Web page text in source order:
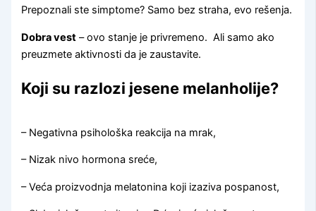
Prepoznali ste simptome? Samo bez straha, evo rešenja.
Dobra vest – ovo stanje je privremeno. Ali samo ako
preuzmete aktivnosti da je zaustavite.
Koji su razlozi jesene melanholije?
– Negativna psihološka reakcija na mrak,
– Nizak nivo hormona sreće,
– Veća proizvodnja melatonina koji izaziva pospanost,